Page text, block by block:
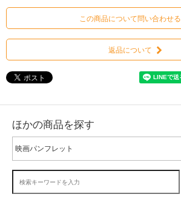
この商品について問い合わせる
返品について
ほかの商品を探す